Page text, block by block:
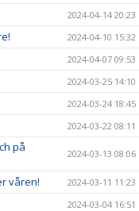
2024-04-14 20:23
2024-04-10 15:32
2024-04-07 09:53
2024-03-25 14:10
2024-03-24 18:45
2024-03-22 08:11
på
2024-03-13 08:06
våren! 2024-03-11 11:23
2024-03-04 16:51